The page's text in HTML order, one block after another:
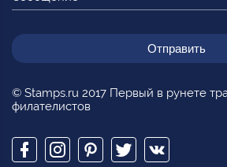
© Stamps.ru 2017 Первый в рунете
филателистов